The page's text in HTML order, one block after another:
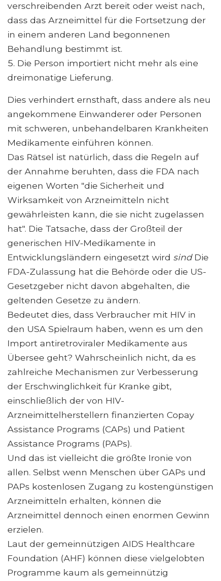
verschreibenden Arzt bereit oder weist nach,
dass das Arzneimittel für die Fortsetzung der
in einem anderen Land begonnenen
Behandlung bestimmt ist.
Die Person importiert nicht mehr als eine
dreimonatige Lieferung.
Dies verhindert ernsthaft, dass andere als neu
angekommene Einwanderer oder Personen
mit schweren, unbehandelbaren Krankheiten
Medikamente einführen können.
Das Rätsel ist natürlich, dass die Regeln auf
der Annahme beruhten, dass die FDA nach
eigenen Worten "die Sicherheit und
Wirksamkeit von Arzneimitteln nicht
gewährleisten kann, die sie nicht zugelassen
hat". Die Tatsache, dass der Großteil der
generischen HIV-Medikamente in
Entwicklungsländern eingesetzt wird sindDie
FDA-Zulassung hat die Behörde oder die US-
Gesetzgeber nicht davon abgehalten, die
geltenden Gesetze zu ändern.
Bedeutet dies, dass Verbraucher mit HIV in
den USA Spielraum haben, wenn es um den
Import antiretroviraler Medikamente aus
Übersee geht? Wahrscheinlich nicht, da es
zahlreiche Mechanismen zur Verbesserung
der Erschwinglichkeit für Kranke gibt,
einschließlich der von HIV-
Arzneimittelherstellern finanzierten Copay
Assistance Programs (CAPs) und Patient
Assistance Programs (PAPs).
Und das ist vielleicht die größte Ironie von
allen. Selbst wenn Menschen über GAPs und
PAPs kostenlosen Zugang zu kostengünstigen
Arzneimitteln erhalten, können die
Arzneimittel dennoch einen enormen Gewinn
erzielen.
Laut der gemeinnützigen AIDS Healthcare
Foundation (AHF) können diese vielgelobten
Programme kaum als gemeinnützig